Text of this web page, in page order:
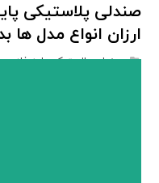
صندلی پلاستیکی
ارزان انواع مدل ها
صندلی پلاستیکی پایه فلزی,